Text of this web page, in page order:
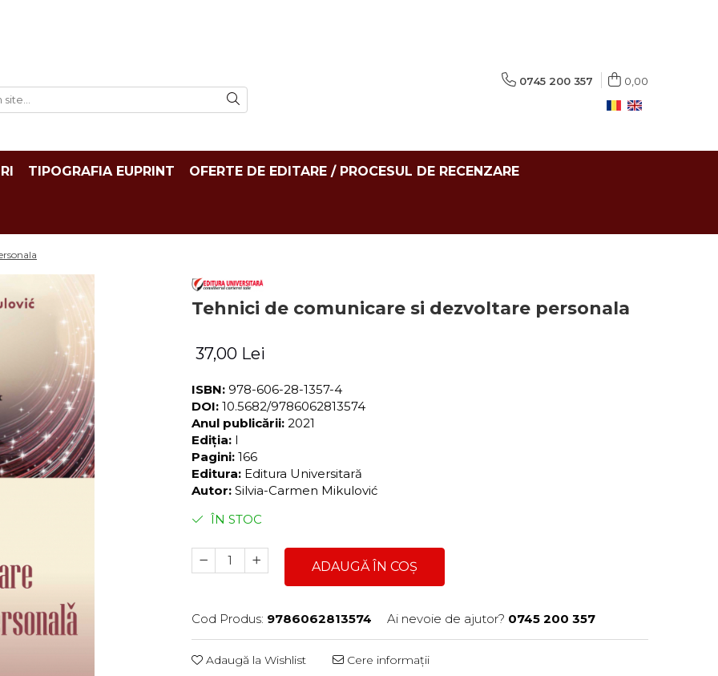
0745 200 357 0,00
TIPOGRAFIA EUPRINT OFERTE DE EDITARE / PROCESUL DE RECENZARE
Tehnici de comunicare si dezvoltare personala
37,00 Lei
ISBN: 978-606-28-1357-4
DOI: 10.5682/9786062813574
Anul publicării: 2021
Ediția: I
Pagini: 166
Editura: Editura Universitară
Autor: Silvia-Carmen Mikulović
ÎN STOC
ADAUGĂ ÎN COȘ
Cod Produs: 9786062813574 Ai nevoie de ajutor? 0745 200 357
Adaugă la Wishlist Cere informații